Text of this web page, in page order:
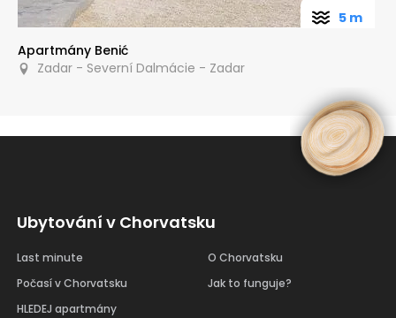
Apartmány Benić
Zadar - Severní Dalmácie - Zadar
5 m
Ubytování v Chorvatsku
Last minute
Počasí v Chorvatsku
HLEDEJ apartmány
O Chorvatsku
Jak to funguje?